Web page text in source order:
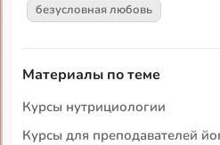
безусловная любовь
Материалы по теме
Курсы нутрициологии
Курсы для преподавателей